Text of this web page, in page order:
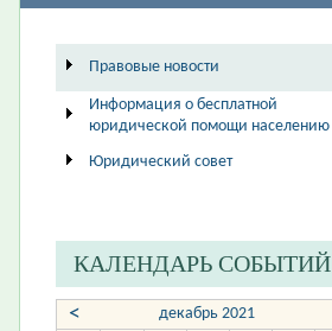
Правовые новости
Информация о бесплатной
юридической помощи населению
Юридический совет
КАЛЕНДАРЬ СОБЫТИЙ
< декабрь 2021